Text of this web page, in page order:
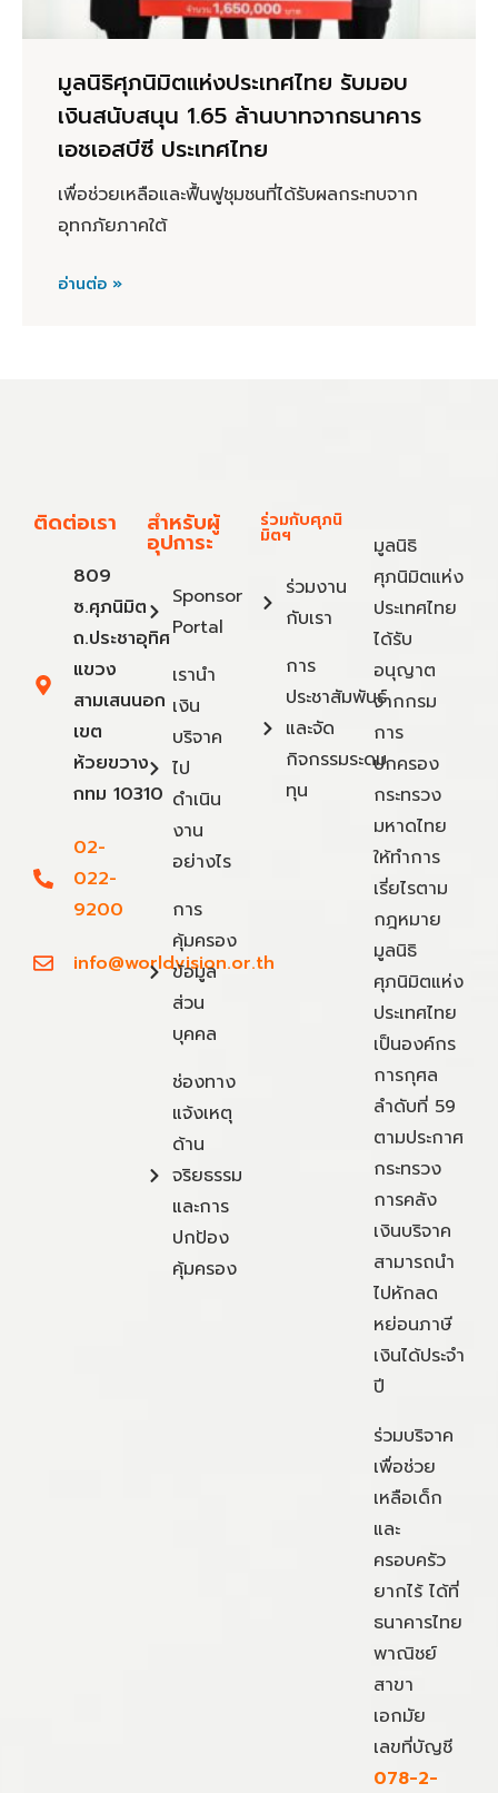
มูลนิธิศุภนิมิตแห่งประเทศไทย รับมอบ
เงินสนับสนุน 1.65 ล้านบาทจากธนาคาร
เอชเอสบีซี ประเทศไทย
เพื่อช่วยเหลือและฟื้นฟูชุมชนที่ได้รับผลกระทบจาก
อุทกภัยภาคใต้
อ่านต่อ »
ติดต่อเรา
809
ซ.ศุภนิมิต
ถ.ประชาอุทิศ
แขวง
สามเสนนอก
เขต
ห้วยขวาง
กทม 10310
02-
022-
9200
info@worldvision.or.th
สำหรับผู้
อุปการะ
Sponsor
Portal
เรานำ
เงิน
บริจาค
ไป
ดำเนิน
งาน
อย่างไร
การ
คุ้มครอง
ข้อมูล
ส่วน
บุคคล
ช่องทาง
แจ้งเหตุ
ด้าน
จริยธรรม
และการ
ปกป้อง
คุ้มครอง
ร่วมกับศุภนิ
มิตฯ
ร่วมงาน
กับเรา
การ
ประชาสัมพันธ์
และจัด
กิจกรรมระดม
ทุน
มูลนิธิ
ศุภนิมิตแห่ง
ประเทศไทย
ได้รับ
อนุญาต
จากกรม
การ
ปกครอง
กระทรวง
มหาดไทย
ให้ทำการ
เรี่ยไรตาม
กฎหมาย
มูลนิธิ
ศุภนิมิตแห่ง
ประเทศไทย
เป็นองค์กร
การกุศล
ลำดับที่ 59
ตามประกาศ
กระทรวง
การคลัง
เงินบริจาค
สามารถนำ
ไปหักลด
หย่อนภาษี
เงินได้ประจำ
ปี
ร่วมบริจาค
เพื่อช่วย
เหลือเด็ก
และ
ครอบครัว
ยากไร้ ได้ที่
ธนาคารไทย
พาณิชย์
สาขา
เอกมัย
เลขที่บัญชี
078-2-